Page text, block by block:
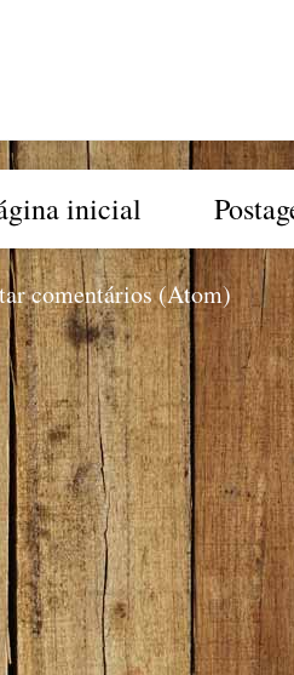
inicial
comentários (Atom)